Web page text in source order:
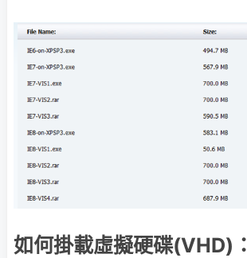
如何掛載虛擬硬碟(VHD)：